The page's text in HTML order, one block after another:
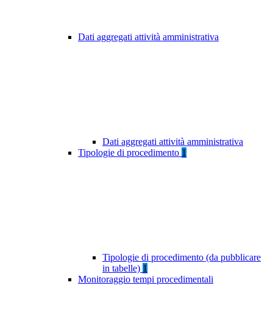
Dati aggregati attività amministrativa
Dati aggregati attività amministrativa
Tipologie di procedimento 1
Tipologie di procedimento (da pubblicare
in tabelle) 1
Monitoraggio tempi procedimentali